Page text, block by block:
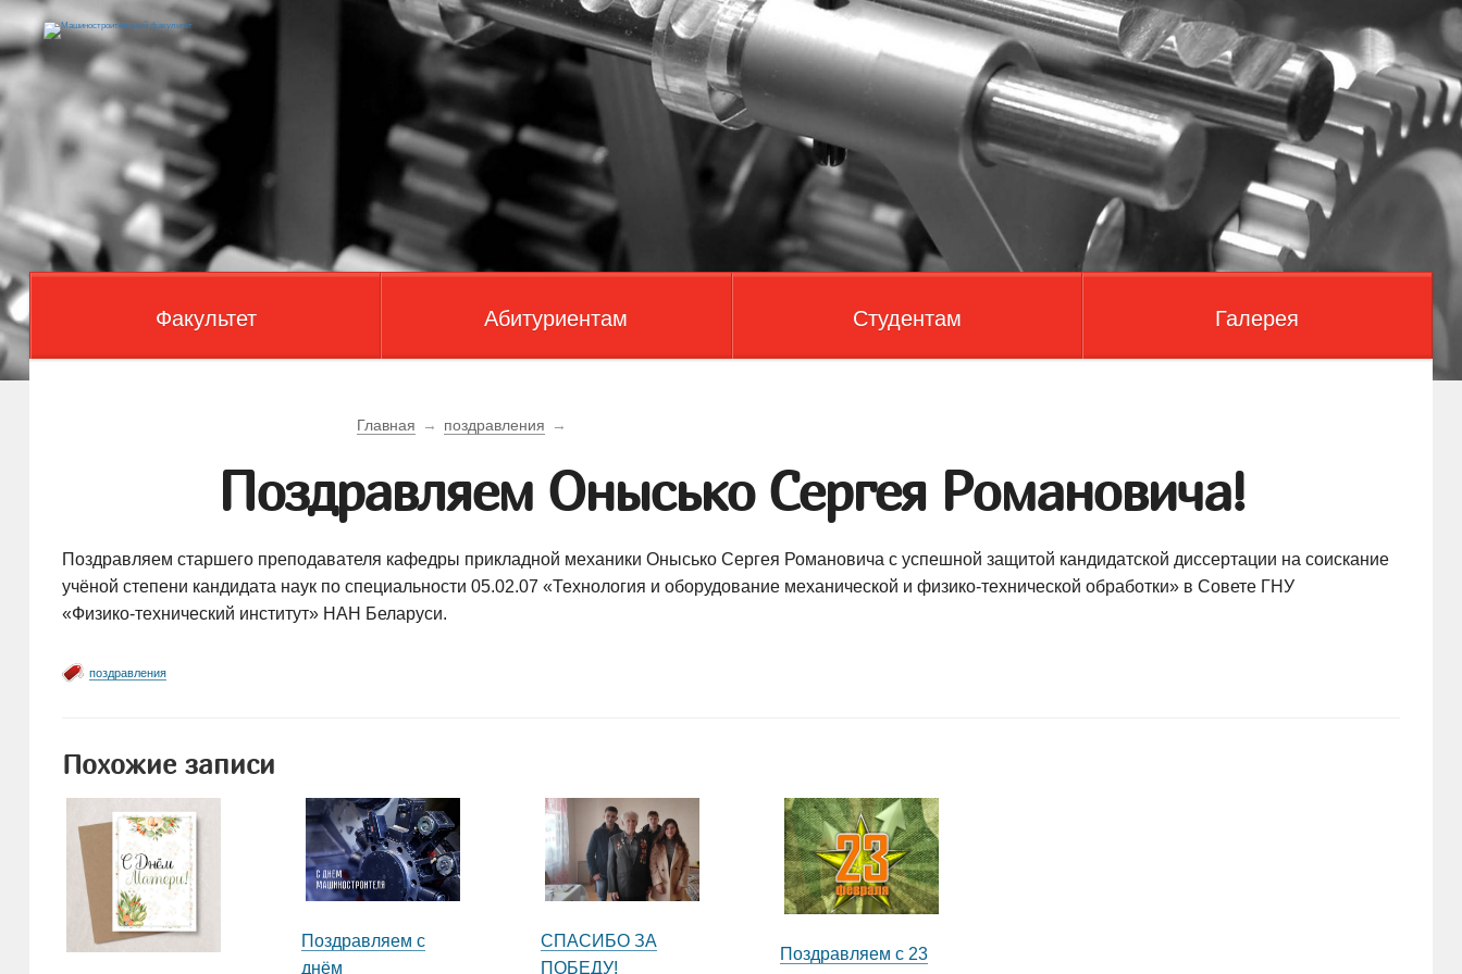
Факультет Абитуриентам Студентам Галерея
Главная → поздравления →
Поздравляем Онысько Сергея Романовича!
Поздравляем старшего преподавателя кафедры прикладной механики Онысько Сергея Романовича с успешной защитой кандидатской диссертации на соискание
учёной степени кандидата наук по специальности 05.02.07 «Технология и оборудование механической и физико-технической обработки» в Совете ГНУ
«Физико-технический институт» НАН Беларуси.
поздравления
Похожие записи
Поздравляем с
днём
СПАСИБО ЗА
ПОБЕДУ!
Поздравляем с 23